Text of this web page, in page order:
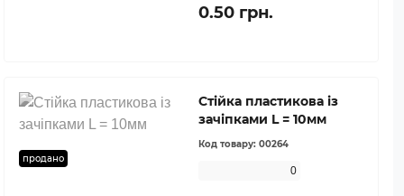
0.50 грн.
продано
Стійка пластикова із
зачіпками L = 10мм
Код товару: 00264
0